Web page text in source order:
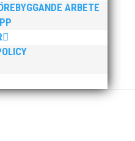
ARBETE
MAI:re betyder det olika